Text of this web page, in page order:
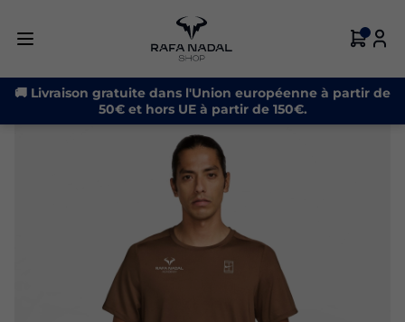
🚚 Livraison gratuite dans l'Union européenne à partir de
50€ et hors UE à partir de 150€.